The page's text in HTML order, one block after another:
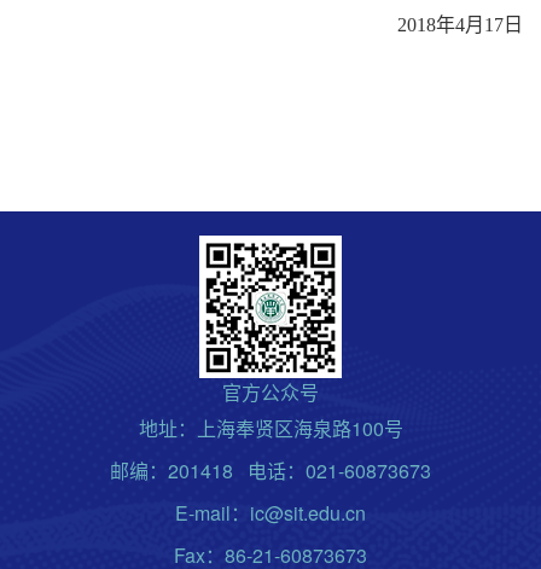
2018年4月 17 日
官方公众号
地址：上海奉贤区海泉路100号
邮编：201418 电话：021-60873673
E-mail：ic@sit.edu.cn
Fax：86-21-60873673